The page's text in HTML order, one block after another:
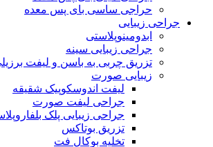
حراجی ساسی بای پس معده
جراحی زیبایی
ابدومینوپلاستی
جراحی زیبایی سینه
تزریق چربی به باسن و لیفت
زیبایی صورت
لیفت اندوسکوپیک شقیقه
جراحی لیفت صورت
جراحی زیبایی پلک
تزریق بوتاکس
تخلیه بوکال فت